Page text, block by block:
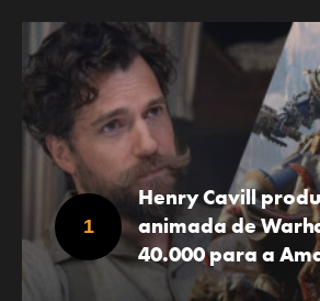
Henry Cavill
animada de
40.000 para a